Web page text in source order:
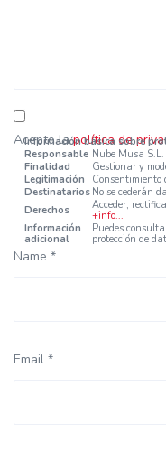
Acepto lapolítica de
Información básica sobre
Responsable Nube Musa S.L.
Finalidad
Gestionar y
Legitimación
Consentimiento
Destinatarios No se cederán
Derechos
Acceder,
+info...
Información
adicional
Puedes
protección de
Name *
Email *